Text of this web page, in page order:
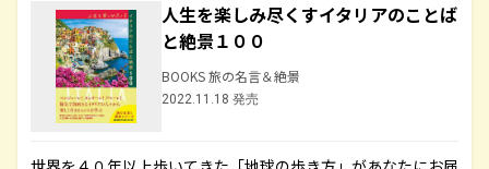
人生を楽しみ尽くすイタリアのことば
と絶景１００
BOOKS 旅の名言＆絶景
2022.11.18 発売